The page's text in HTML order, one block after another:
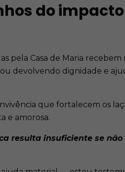
do
pela Casa de Maria
devolvendo dignidade e
que fortalecem os
e amorosa.
resulta insuficiente se